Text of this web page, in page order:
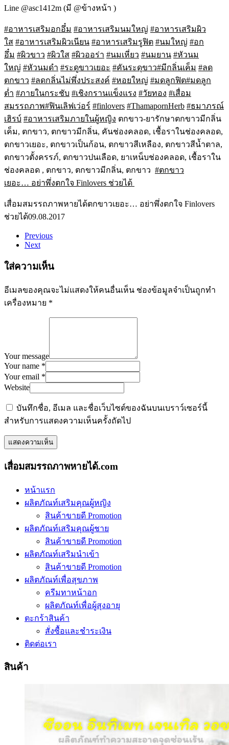
Line @asc1412m (มี @ข้างหน้า )
#อาหารเสริมอกอึ๋ม #อาหารเสริมนมใหญ่ #อาหารเสริมผิว
ใส #อาหารเสริมผิวเนียน #อาหารเสริมรูฟิต #นมใหญ่ #อก
อึ๋ม #ผิวขาว #ผิวใส #ผิวออร่า #นมเหี่ยว #นมยาน #หัวนม
ใหญ่ #หัวนมดำ #ระดูขาวเยอะ #คันระดุขาว#มีกลิ่นเค็ม #ลด
ตกขาว #ลดกลิ่นไม่พึ่งประสงค์ #หอยใหญ่ #มดลูกฟิต#มดลูก
ต่ำ #ภายในกระชับ #เชิงกรานแข็งแรง #วัยทอง #เสื่อม
สมรรถภาพ#ฟินเลิฟเว่อร์ #finlovers #ThamapornHerb #ธมาภรณ์
เฮิรบ์ #อาหารเสริมภายในผู้หญิง ตกขาว-ยารักษาตกขาวมีกลิ่น
เค็ม, ตกขาว, ตกขาวมีกลิ่น, คันช่องคลอด, เชื้อราในช่องคลอด,
ตกขาวเยอะ, ตกขาวเป็นก้อน, ตกขาวสีเหลือง, ตกขาวสีน้ำตาล,
ตกขาวตั้งครรภ์, ตกขาวปนเลือด, ยาเหน็บช่องคลอด, เชื้อราใน
ช่องคลอด , ตกขาว, ตกขาวมีกลิ่น, ตกขาว #ตกขาว
เยอะ… อย่าพึ่งตกใจ Finlovers ช่วยได้
เสื่อมสมรรถภาพหายได้ตกขาวเยอะ… อย่าพึ่งตกใจ Finlovers
ช่วยได้09.08.2017
Previous
Next
ใส่ความเห็น
อีเมลของคุณจะไม่แสดงให้คนอื่นเห็น ช่องข้อมูลจำเป็นถูกทำ
เครื่องหมาย *
Your message
Your name *
Your email *
Website
บันทึกชื่อ, อีเมล และชื่อเว็บไซต์ของฉันบนเบราว์เซอร์นี้
สำหรับการแสดงความเห็นครั้งถัดไป
เสื่อมสมรรถภาพหายได้.com
หน้าแรก
ผลิตภัณท์เสริมคุณผู้หญิง
สินค้าขายดี Promotion
ผลิตภัณท์เสริมคุณผู้ชาย
สินค้าขายดี Promotion
ผลิตภัณท์เสริมนำเข้า
สินค้าขายดี Promotion
ผลิตภัณท์เพื่อสุขภาพ
ครีมทาหน้าอก
ผลิตภัณท์เพื่อผู้สุงอายุ
ตะกร้าสินค้า
สั่งซื้อและชำระเงิน
ติดต่อเรา
สินค้า